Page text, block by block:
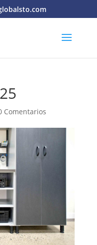
Comentarios